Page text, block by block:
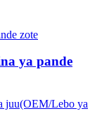
ya pande